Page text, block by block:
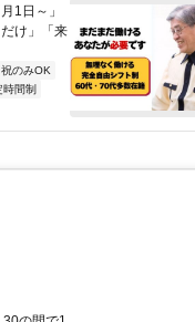
1日～」
け」「来
のみOK
時間制